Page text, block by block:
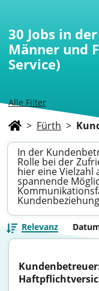
Alle Filter
30 Jobs in
Männer und
Service)
> Fürth >
In der
Rolle bei der
hier eine Vielzahl
spannende
Relevanz